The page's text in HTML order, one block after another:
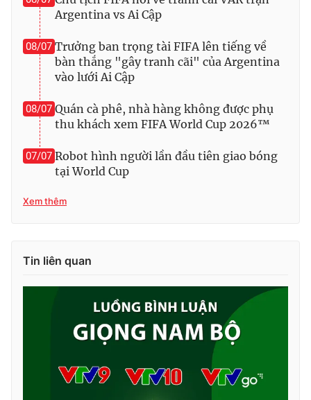
Argentina vs Ai Cập
08/07 Trưởng ban trọng tài FIFA lên tiếng về
bàn thắng "gây tranh cãi" của Argentina
vào lưới Ai Cập
08/07 Quán cà phê, nhà hàng không được phụ
thu khách xem FIFA World Cup 2026™
07/07 Robot hình người lần đầu tiên giao bóng
tại World Cup
Xem thêm
Tin liên quan